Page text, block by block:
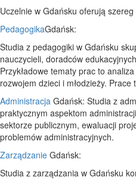
Uczelnie w Gdańsku oferują
PedagogikaGdańsk:
Studia z pedagogiki w Gdańsku
nauczycieli, doradców
Przykładowe tematy prac to
rozwojem dzieci i młodzieży.
Administracja Gdańsk: Studia z
praktycznym aspektom
sektorze publicznym, ewaluacji
problemów administracyjnych.
Zarządzanie Gdańsk:
Studia z zarządzania w Gdańsku